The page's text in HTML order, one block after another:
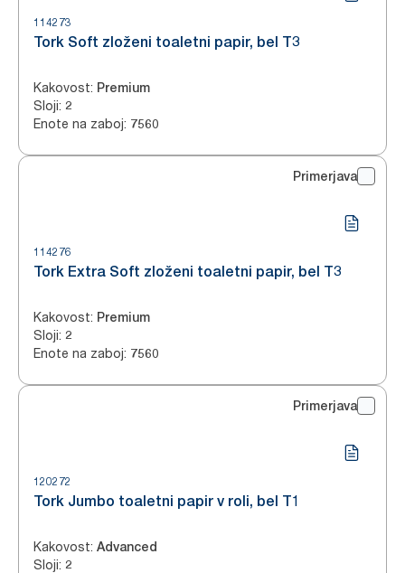
114273
Tork Soft zloženi toaletni papir, bel T3
Kakovost: Premium
Sloji: 2
Enote na zaboj: 7560
Primerjava
114276
Tork Extra Soft zloženi toaletni papir, bel T3
Kakovost: Premium
Sloji: 2
Enote na zaboj: 7560
Primerjava
120272
Tork Jumbo toaletni papir v roli, bel T1
Kakovost: Advanced
Sloji: 2